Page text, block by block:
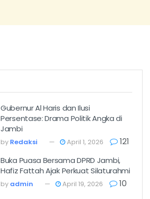
Gubernur Al Haris dan Ilusi
Persentase: Drama Politik Angka di
Jambi
by Redaksi April 1, 2026 121
Buka Puasa Bersama DPRD Jambi,
Hafiz Fattah Ajak Perkuat Silaturahmi
by admin April 19, 2026 10